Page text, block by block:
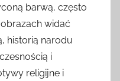
barwą, często
widać
historią narodu
i
religijne i